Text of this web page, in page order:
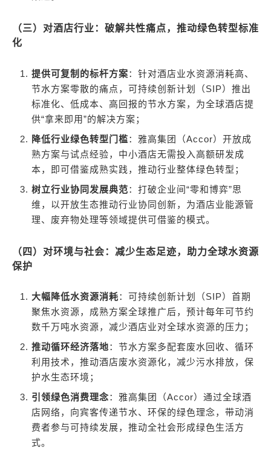
（三）对酒店行业：破解共性痛点，推动绿色转型标准
化
提供可复制的标杆方案：针对酒店业水资源消耗高、
节水方案零散的痛点，可持续创新计划（SIP）推出
标准化、低成本、高回报的节水方案，为全球酒店提
供“拿来即用”的解决方案；
降低行业绿色转型门槛：雅高集团（Accor）开放成
熟方案与试点经验，中小酒店无需投入高额研发成
本，即可借鉴成熟实践，推动行业整体绿色转型；
树立行业协同发展典范：打破企业间“零和博弈”思
维，以开放生态推动行业协同创新，为酒店业能源管
理、废弃物处理等领域提供可借鉴的模式。
（四）对环境与社会：减少生态足迹，助力全球水资源
保护
大幅降低水资源消耗：可持续创新计划（SIP）首期
聚焦水资源，成熟方案全球推广后，预计每年可节约
数千万吨水资源，减少酒店业对全球水资源的压力；
推动循环经济落地：节水方案多配套废水回收、循环
利用技术，推动酒店废水资源化，减少污水排放，保
护水生态环境；
引领绿色消费理念：雅高集团（Accor）通过全球酒
店网络，向宾客传递节水、环保的绿色理念，带动消
费者参与可持续发展，推动全社会形成绿色生活方
式。